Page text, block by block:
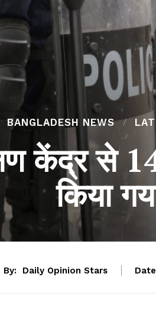
BANGLADESH NEWS
केंद्र से
किया
By: Daily Opinion Stars